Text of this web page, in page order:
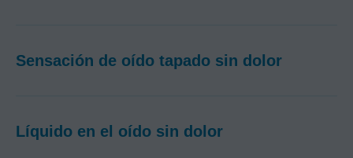
Sensación de oído tapado sin dolor​
Líquido en el oído sin dolor​